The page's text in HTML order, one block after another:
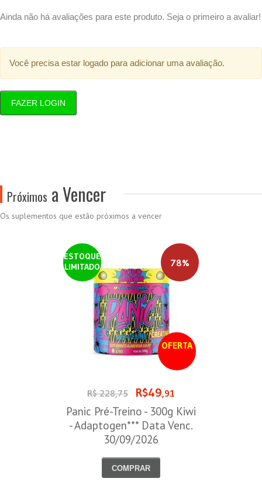
Ainda não há avaliações para este produto. Seja o primeiro a avaliar!
Você precisa estar logado para adicionar uma avaliação.
FAZER LOGIN
Próximos a Vencer
Os suplementos que estão próximos a vencer
ESTOQUE
LIMITADO
OFERTA
78%
R$ 228,75 R$49,91
Panic Pré-Treino - 300g Kiwi
- Adaptogen*** Data Venc.
30/09/2026
COMPRAR